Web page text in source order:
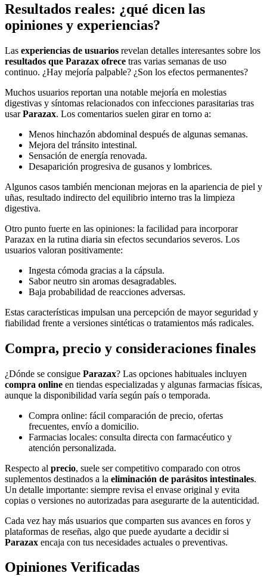
Resultados reales: ¿qué dicen las
opiniones y experiencias?
Las experiencias de usuarios revelan detalles interesantes sobre los
resultados que Parazax ofrece tras varias semanas de uso
continuo. ¿Hay mejoría palpable? ¿Son los efectos permanentes?
Muchos usuarios reportan una notable mejoría en molestias
digestivas y síntomas relacionados con infecciones parasitarias tras
usarParazax. Los comentarios suelen girar en torno a:
Menos hinchazón abdominal después de algunas semanas.
Mejora del tránsito intestinal.
Sensación de energía renovada.
Desaparición progresiva de gusanos y lombrices.
Algunos casos también mencionan mejoras en la apariencia de piel y
uñas, resultado indirecto del equilibrio interno tras la limpieza
digestiva.
Otro punto fuerte en las opiniones: la facilidad para incorporar
Parazax en la rutina diaria sin efectos secundarios severos. Los
usuarios valoran positivamente:
Ingesta cómoda gracias a la cápsula.
Sabor neutro sin aromas desagradables.
Baja probabilidad de reacciones adversas.
Estas características impulsan una percepción de mayor seguridad y
fiabilidad frente a versiones sintéticas o tratamientos más radicales.
Compra, precio y consideraciones finales
¿Dónde se consigue Parazax? Las opciones habituales incluyen
compra online en tiendas especializadas y algunas farmacias físicas,
aunque la disponibilidad varía según país o temporada.
Compra online: fácil comparación de precio, ofertas
frecuentes, envío a domicilio.
Farmacias locales: consulta directa con farmacéutico y
atención personalizada.
Respecto al precio, suele ser competitivo comparado con otros
suplementos destinados a la eliminación de parásitos intestinales.
Un detalle importante: siempre revisa el envase original y evita
copias o versiones no autorizadas para asegurarte de la autenticidad.
Cada vez hay más usuarios que comparten sus avances en foros y
plataformas de reseñas, algo que puede ayudarte a decidir si
Parazax encaja con tus necesidades actuales o preventivas.
Opiniones Verificadas